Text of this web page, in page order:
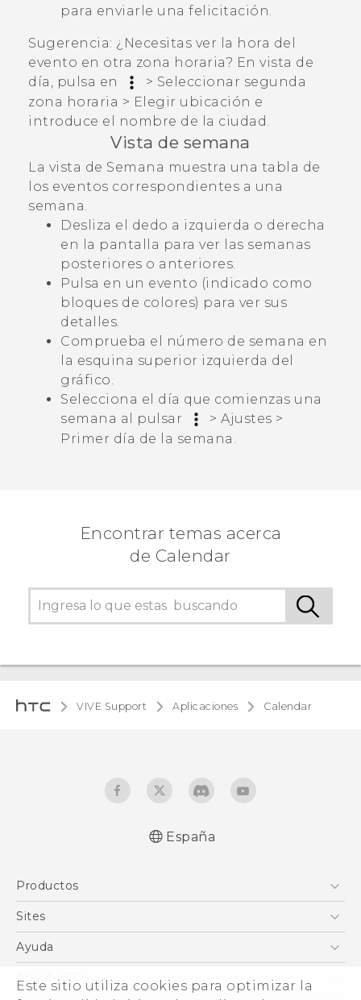
Este sitio utiliza cookies para optimizar la
para enviarle una felicitación.
Sugerencia: ¿Necesitas ver la hora del
evento en otra zona horaria? En vista de
día, pulsa en
> Seleccionar segunda
zona horaria > Elegir ubicación e
introduce el nombre de la ciudad.
Vista de semana
La vista de Semana muestra una tabla de
los eventos correspondientes a una
semana.
Desliza el dedo a izquierda o derecha
en la pantalla para ver las semanas
posteriores o anteriores.
Pulsa en un evento (indicado como
bloques de colores) para ver sus
detalles.
Comprueba el número de semana en
la esquina superior izquierda del
gráfico.
Selecciona el día que comienzas una
semana al pulsar
> Ajustes >
Primer día de la semana .
Encontrar temas acerca
de Calendar
VIVE Support Aplicaciones Calendar
España
Productos
Smartphones
VIVE
Accesorios
Sites
HTC Vive
Inicio
Ayuda
About HTC